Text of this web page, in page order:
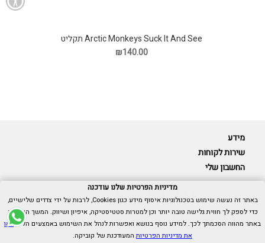
Arctic Monkeys Suck It And See תקליט
₪140.00
מידע
שירות לקוחות
החשבון שלי
Cubica © כל הזכויות שמורות.
אנו כאן בשבילך -055-9511314
מדיניות הפרטיות שלנו עודכנה
באתר זה נעשה שימוש בטכנולוגיות איסוף מידע כגון Cookies, לרבות על ידי צדדים שלישיים,
כדי לספק לך חווית גלישה טובה יותר וכן למטרות סטטיסטיקה, איפיון ושיווק. המשך הגלישה
באתר מהווה הסכמתך לכך. למידע נוסף בנושא ואפשרות לנהל את השימוש באמצעים הללו,ראו
את מדיניות הפרטיותהמעודכנת של קוביקה.